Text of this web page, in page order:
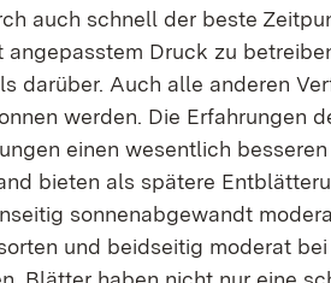
auch schnell der beste
angepasstem Druck zu
darüber. Auch alle anderen
werden. Die Erfahrungen
einen wesentlich
bieten als spätere
sonnenabgewandt
und beidseitig moderat